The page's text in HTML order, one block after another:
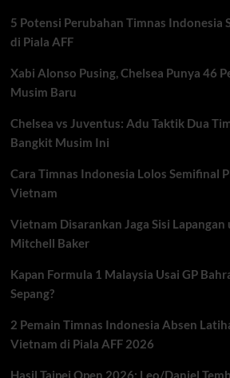
Amerika
Serikat
5 Potensi Perubahan Timnas Indonesia
di Piala AFF
Xabi Alonso Pusing, Chelsea Punya 46
Musim Baru
Chelsea vs Juventus: Adu Taktik Dua
Bangkit Musim Ini
Cara Timnas Indonesia Lolos Semifinal
Vietnam
Vietnam Disarankan Jaga Sisi
Mitchell Baker
Kapan Formula 1 Malaysia Usai GP
Sepang?
2 Pemain Timnas Indonesia Absen
Vietnam di Piala AFF 2026
Hasil Taipei Open 2026: Leo/Daniel